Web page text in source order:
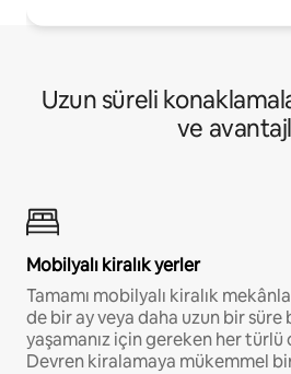
Uzun süreli
ve
Mobilyalı kiralık yerler
Tamamı mobilyalı kiralık
de bir ay veya daha uzun bir
yaşamanız için gereken her türlü
Devren kiralamaya mükemmel